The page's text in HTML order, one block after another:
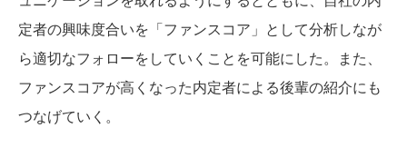
定者の興味度合いを「ファンスコア」として分析しなが
ら適切なフォローをしていくことを可能にした。また、
ファンスコアが高くなった内定者による後輩の紹介にも
つなげていく。